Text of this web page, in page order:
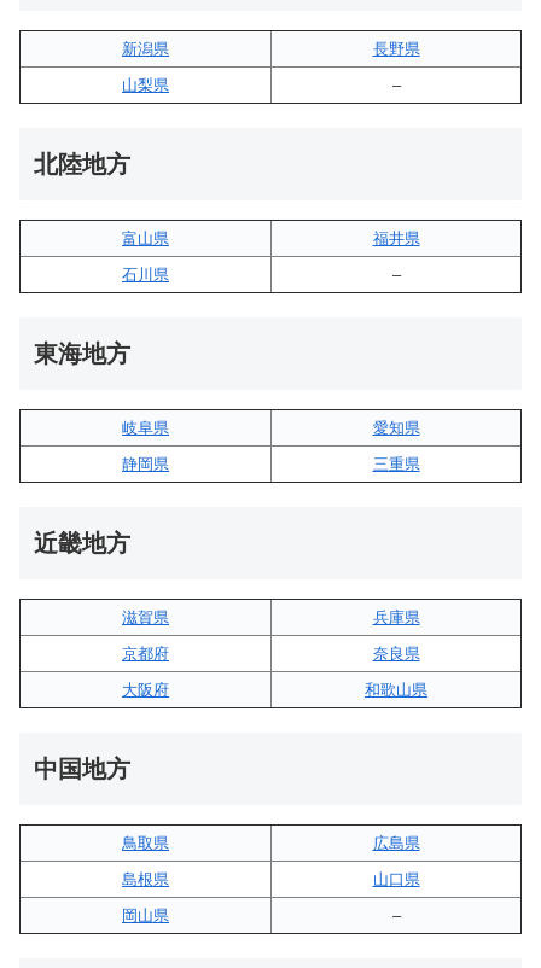
新潟県
長野県
山梨県
–
北陸地方
富山県
福井県
石川県
–
東海地方
岐阜県
愛知県
静岡県
三重県
近畿地方
滋賀県
兵庫県
京都府
奈良県
大阪府
和歌山県
中国地方
鳥取県
広島県
島根県
山口県
岡山県
–